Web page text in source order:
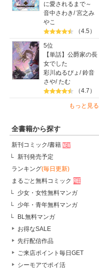
に愛されるまで～
音中さわき/宮之み
やこ
（4.5）
5位
【単話】公爵家の長
女でした
彩川ぬるぴょ /鈴音
さや/たむ
（4.7）
もっと見る
全書籍から探す
新刊コミック/書籍
新刊発売予定
ランキング(毎日更新)
まるごと無料コミック
少女・女性無料マンガ
少年・青年無料マンガ
BL無料マンガ
お得なSALE
先行配信作品
ご来店ポイント毎日GET
シーモアでポイ活